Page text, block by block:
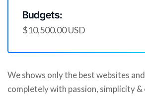
Budgets:
$10,500.00 USD
We shows only the best websites
completely with passion, simplicity